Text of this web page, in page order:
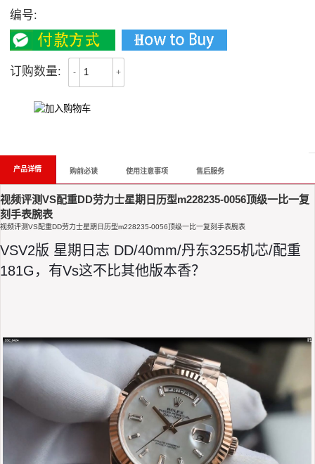
编号:
订购数量: - +
产品详情 购前必读 使用注意事项 售后服务
视频评测VS配重DD劳力士星期日历型m228235-0056顶级一比一复
刻手表腕表
视频评测VS配重DD劳力士星期日历型m228235-0056顶级一比一复刻手表腕表
VSV2版 星期日志 DD/40mm/丹东3255机芯/配重
181G，有Vs这不比其他版本香？